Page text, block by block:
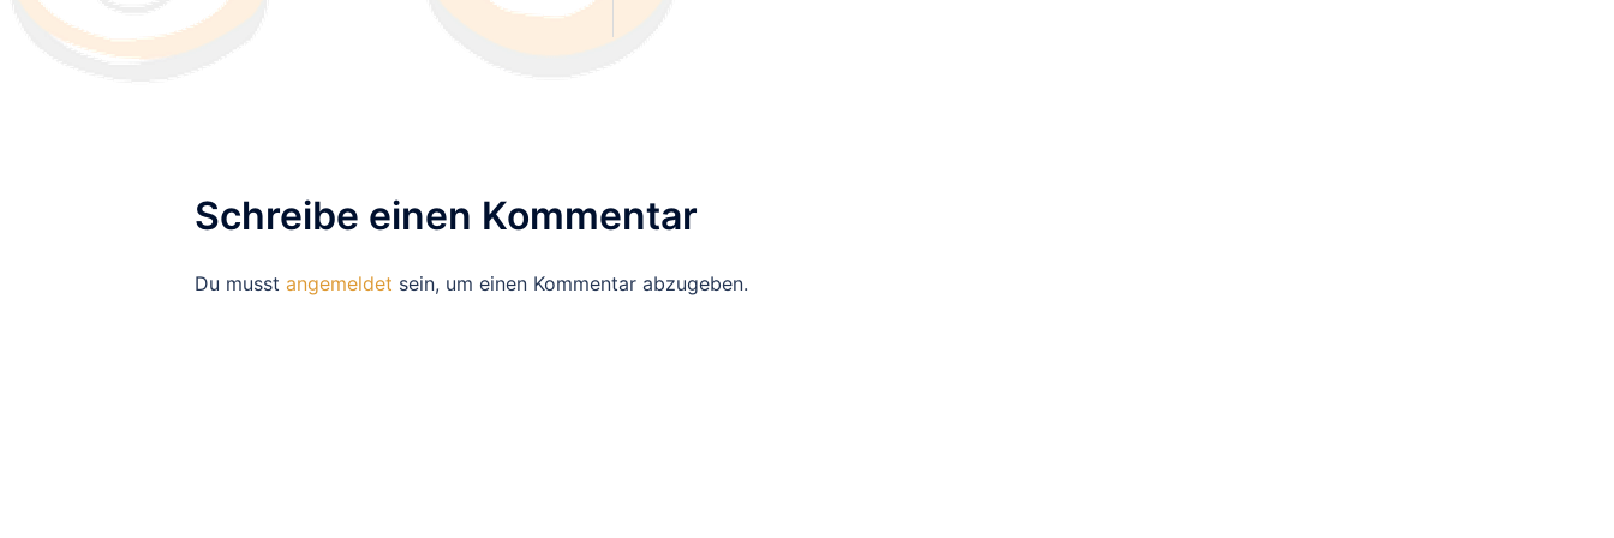
Schreibe einen Kommentar
Du musst angemeldet sein, um einen Kommentar abzugeben.